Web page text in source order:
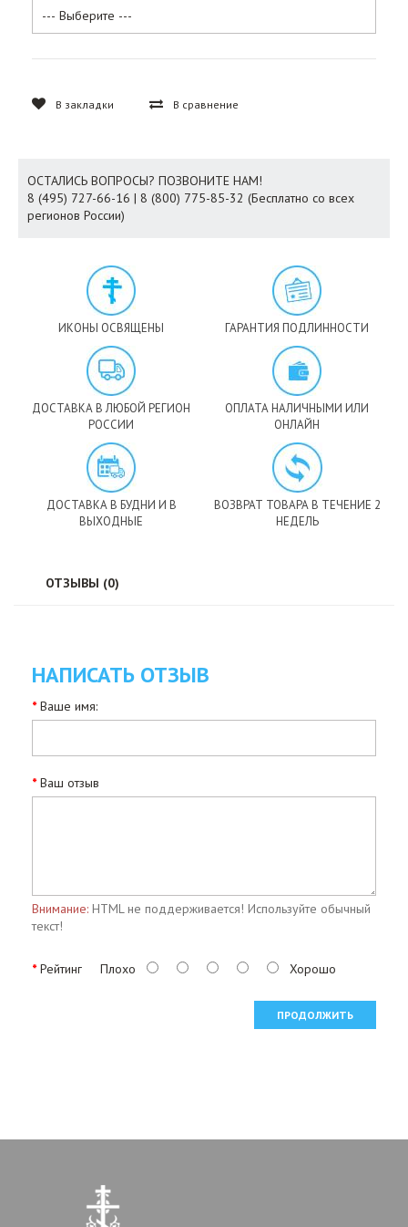
В закладки В сравнение
ОСТАЛИСЬ ВОПРОСЫ? ПОЗВОНИТЕ НАМ!
8 (495) 727-66-16 | 8 (800) 775-85-32 (Бесплатно со всех
регионов России)
ИКОНЫ ОСВЯЩЕНЫ ГАРАНТИЯ ПОДЛИННОСТИ
ДОСТАВКА В ЛЮБОЙ РЕГИОН
РОССИИ
ОПЛАТА НАЛИЧНЫМИ ИЛИ
ОНЛАЙН
ДОСТАВКА В БУДНИ И В
ВЫХОДНЫЕ
ВОЗВРАТ ТОВАРА В ТЕЧЕНИЕ 2
НЕДЕЛЬ
ОТЗЫВЫ (0)
НАПИСАТЬ ОТЗЫВ
Ваше имя:
Ваш отзыв
Внимание: HTML не поддерживается! Используйте обычный
текст!
Рейтинг Плохо Хорошо
ПРОДОЛЖИТЬ